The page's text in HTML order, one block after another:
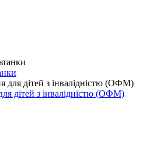
дітей з інвалідністю (ОФМ)